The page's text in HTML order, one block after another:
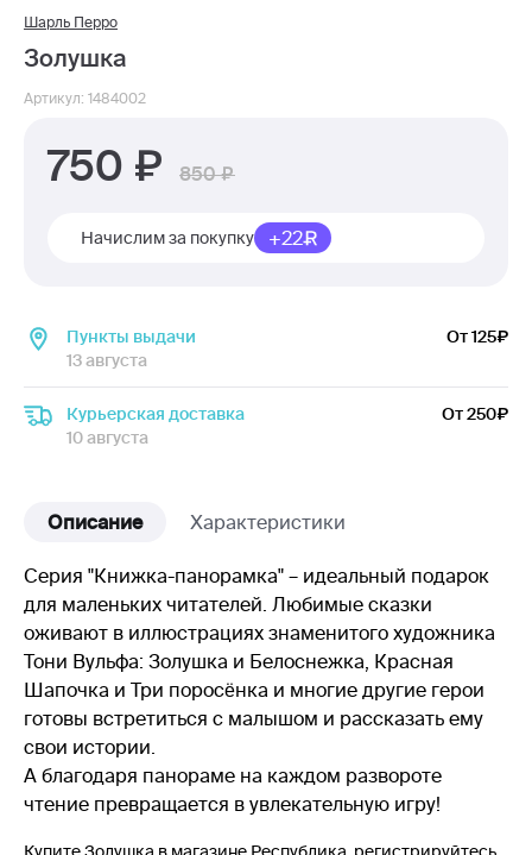
Шарль Перро
Золушка
Артикул: 1484002
750 850
Начислим за покупку +22
Пункты выдачи
13 августа
От 125
Курьерская доставка
10 августа
От 250
Описание Характеристики
Серия "Книжка-панорамка" – идеальный подарок
для маленьких читателей. Любимые сказки
оживают в иллюстрациях знаменитого художника
Тони Вульфа: Золушка и Белоснежка, Красная
Шапочка и Три поросëнка и многие другие герои
готовы встретиться с малышом и рассказать ему
свои истории.
А благодаря панораме на каждом развороте
чтение превращается в увлекательную игру!